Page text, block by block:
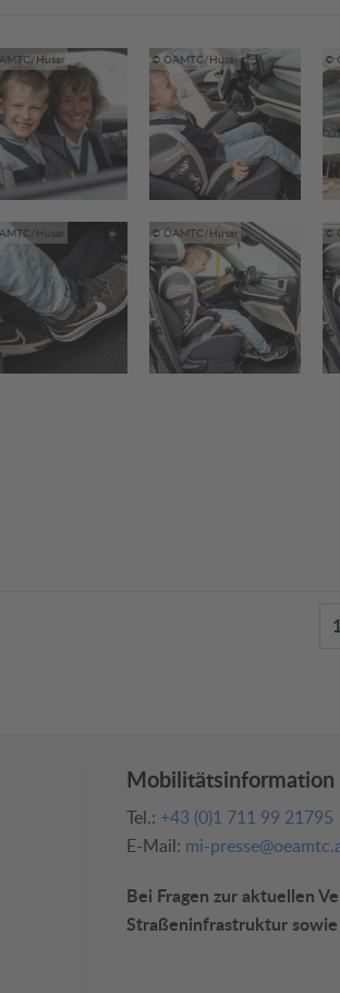
Husar © ÖAMTC/Husar ©
Husar © ÖAMTC/Husar ©
1
Mobilitätsinformation
Tel.: +43 (0)1 711 99 21795
E-Mail: mi-
Bei Fragen zur aktuellen
Straßeninfrastruktur